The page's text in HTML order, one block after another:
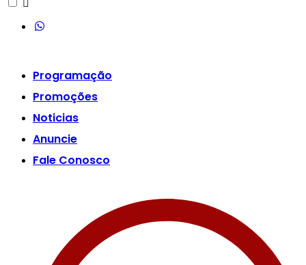
Programação
Promoções
Noticias
Anuncie
Fale Conosco